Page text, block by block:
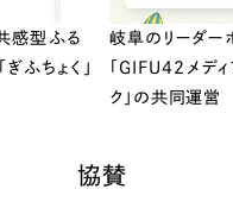
感型ふる
ふちょく」
岐阜のリーダー
「GIFU42メディ
ク」の共同運営
協賛